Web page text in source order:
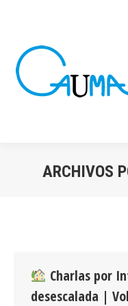
ARCHIVOS
Charlas por
desescalada |